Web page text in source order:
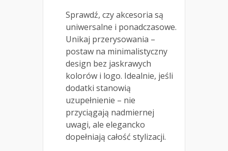
Sprawdź, czy akcesoria są
uniwersalne i ponadczasowe.
Unikaj przerysowania –
postaw na minimalistyczny
design bez jaskrawych
kolorów i logo. Idealnie, jeśli
dodatki stanowią
uzupełnienie – nie
przyciągają nadmiernej
uwagi, ale elegancko
dopełniają całość stylizacji.